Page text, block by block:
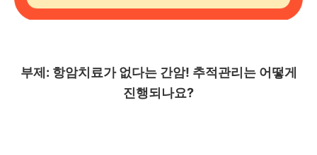
부제: 항암치료가 없다는 간암! 추적관리는 어떻게
진행되나요?